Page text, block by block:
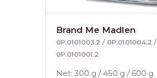
Brand Me Madlen
0P.0101003.2 / 0P.0101004.2 /
0P.0101001.2
Net: 300 g / 450 g / 600 g